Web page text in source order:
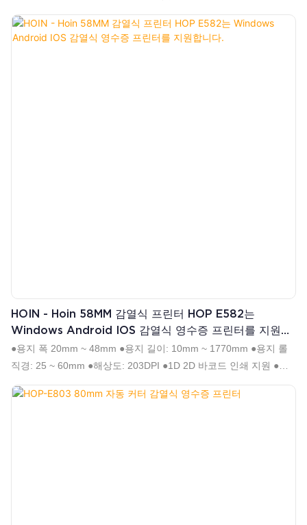
203DPI ●1D 2D 바코드 인쇄 지원 ●직렬 시퀀스 지원 ●고속
76.2mm(3")/초 ●Dlabel, Nicelabel, Hilabel 등의 소프트웨어 지원 ●
명령: TSPL-EZ 에뮬레이션, ZPL, EPL, DPL
HOIN - Hoin 58MM 감열식 프린터 HOP E582는
Windows Android IOS 감열식 영수증 프린터를 지원합
니다.
●용지 폭 20mm ~ 48mm ●용지 길이: 10mm ~ 1770mm ●용지 롤
직경: 25 ~ 60mm ●해상도: 203DPI ●1D 2D 바코드 인쇄 지원 ●직
렬 시퀀스 지원 ●고속 76.2mm(3")/초 ●Dlabel, Nicelabel, Hilabel 등
의 소프트웨어 지원 ●명령: TSPL-EZ 에뮬레이션, ZPL, EPL, DPL